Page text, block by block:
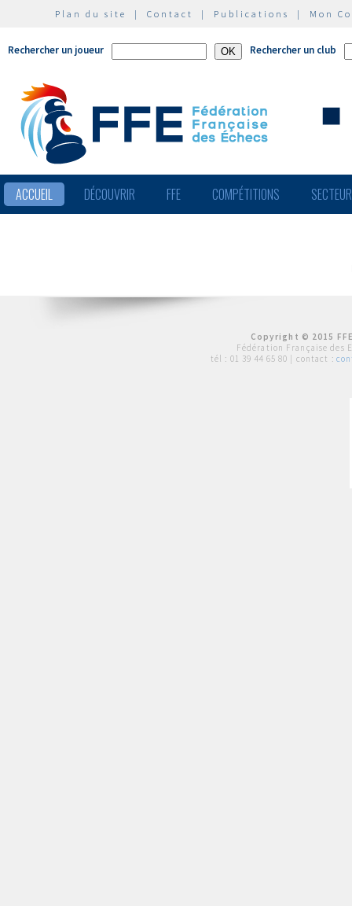
Plan du site | Contact | Publications | Mon
Rechercher un joueur Rechercher un club
ACCUEIL DÉCOUVRIR FFE COMPÉTITIONS
Copyright © 2015
Fédération Française des
tél : 01 39 44 65 80 | contact :